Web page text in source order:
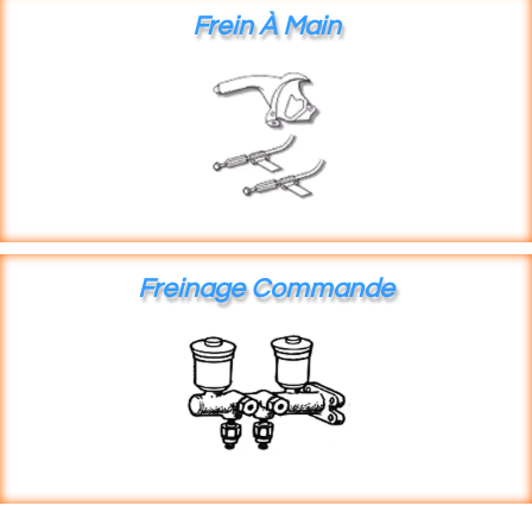
Frein À Main
Freinage Commande